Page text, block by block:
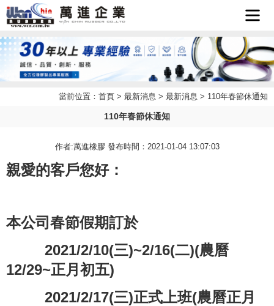
首頁
企業簡
當前位置： 首頁 > 最新消息 > 最新消息 > 110年春節休通知
110年春節休通知
作者:萬進橡膠 發布時間：2021-01-04 13:07:03
親愛的客戶您好：
本公司春節假期訂於
2021/2/10(三)~2/16(二)(農曆
12/29~正月初五)
2021/2/17(三)正式上班(農曆正月